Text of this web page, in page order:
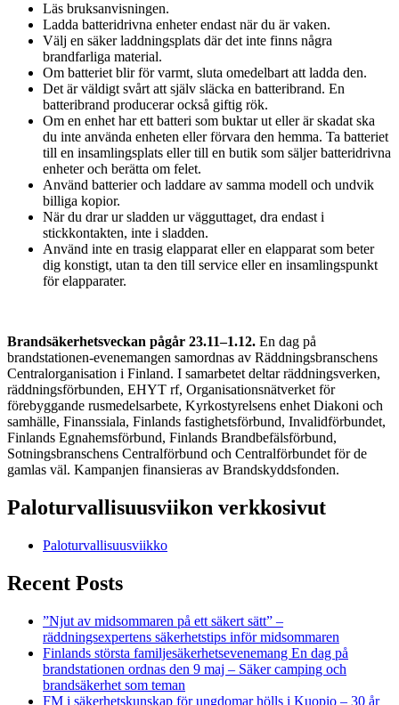
Läs bruksanvisningen.
Ladda batteridrivna enheter endast när du är vaken.
Välj en säker laddningsplats där det inte finns några
brandfarliga material.
Om batteriet blir för varmt, sluta omedelbart att ladda den.
Det är väldigt svårt att själv släcka en batteribrand. En
batteribrand producerar också giftig rök.
Om en enhet har ett batteri som buktar ut eller är skadat ska
du inte använda enheten eller förvara den hemma. Ta batteriet
till en insamlingsplats eller till en butik som säljer batteridrivna
enheter och berätta om felet.
Använd batterier och laddare av samma modell och undvik
billiga kopior.
När du drar ur sladden ur vägguttaget, dra endast i
stickkontakten, inte i sladden.
Använd inte en trasig elapparat eller en elapparat som beter
dig konstigt, utan ta den till service eller en insamlingspunkt
för elapparater.
Brandsäkerhetsveckan pågår 23.11–1.12. En dag på
brandstationen-evenemangen samordnas av Räddningsbranschens
Centralorganisation i Finland. I samarbetet deltar räddningsverken,
räddningsförbunden, EHYT rf, Organisationsnätverket för
förebyggande rusmedelsarbete, Kyrkostyrelsens enhet Diakoni och
samhälle, Finanssiala, Finlands fastighetsförbund, Invalidförbundet,
Finlands Egnahemsförbund, Finlands Brandbefälsförbund,
Sotningsbranschens Centralförbund och Centralförbundet för de
gamlas väl. Kampanjen finansieras av Brandskyddsfonden.
Paloturvallisuusviikon verkkosivut
Paloturvallisuusviikko
Recent Posts
”Njut av midsommaren på ett säkert sätt” –
räddningsexpertens säkerhetstips inför midsommaren
Finlands största familjesäkerhetsevenemang En dag på
brandstationen ordnas den 9 maj – Säker camping och
brandsäkerhet som teman
FM i säkerhetskunskap för ungdomar hölls i Kuopio – 30 år